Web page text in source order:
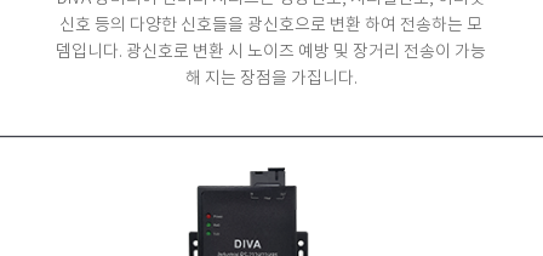
신호 등의 다양한 신호들을 광신호으로 변환 하여 전송하는 모
뎀입니다. 광신호로 변환 시 노이즈 예방 및 장거리 전송이 가능
해 지는 장점을 가집니다.